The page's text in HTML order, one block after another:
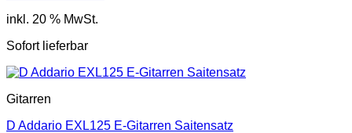
inkl. 20 % MwSt.
Sofort lieferbar
Gitarren
D Addario EXL125 E-Gitarren Saitensatz